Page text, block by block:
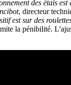
des étais est
, directeur
est sur des
la pénibilité.